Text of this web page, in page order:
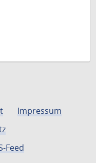
Impressum
Feed